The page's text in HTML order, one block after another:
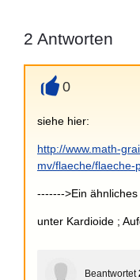
2 Antworten
+
0
siehe hier:
http://www.math-
mv/flaeche/
------->Ein ähnliches
unter Kardioide ;
Beantwortet